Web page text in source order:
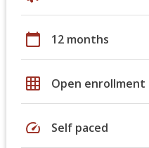
calendar_today 12 months
grid_on Open enrollment
speed Self paced